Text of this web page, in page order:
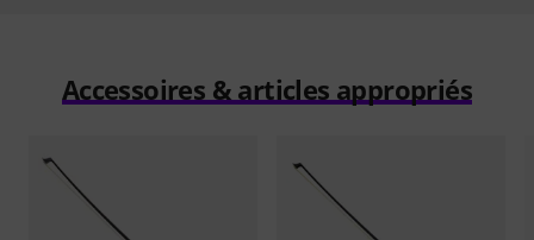
Accessoires & articles appropriés